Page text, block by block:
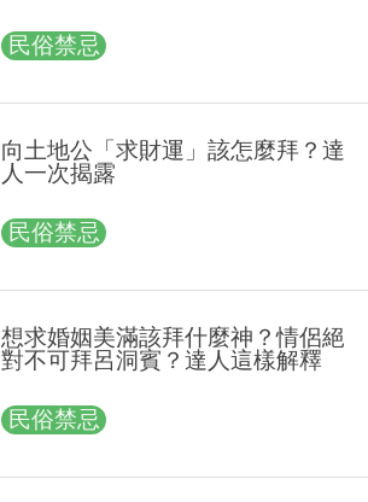
民俗禁忌
向土地公「求財運」該怎麼拜？達
人一次揭露
民俗禁忌
想求婚姻美滿該拜什麼神？情侶絕
對不可拜呂洞賓？達人這樣解釋
民俗禁忌